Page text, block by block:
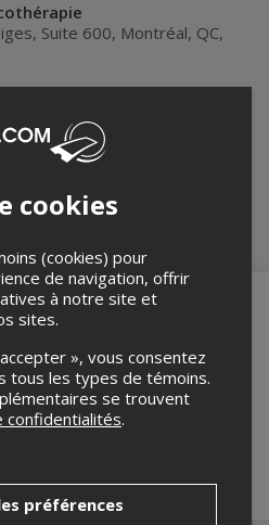
Suite 600, Montréal, QC,
de cet événement, veuillez
Institut national de
que vous n'êtes pas un
ci-bas.
cookies
(cookies) pour
de navigation, offrir
à notre site et
sites.
», vous consentez
tous les types de témoins.
se trouvent
confidentialités.
préférences